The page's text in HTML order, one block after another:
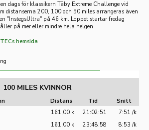
dags för klassikern Täby Extreme Challenge vid
distanserna 200, 100 och 50 miles arrangeras även
"InstegsUltra" på 46 km. Loppet startar fredag
på mer eller mindre hela helgen.
TECs hemsida
100 MILES KVINNOR
Distans Tid
Snitt
161,00 k 21:02:51
7:51 /k
161,00 k 23:48:58
8:53 /k